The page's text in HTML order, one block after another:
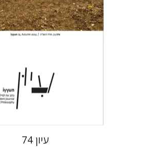
הנחת אתר ספר מודפס
$31
$28
עיון 74